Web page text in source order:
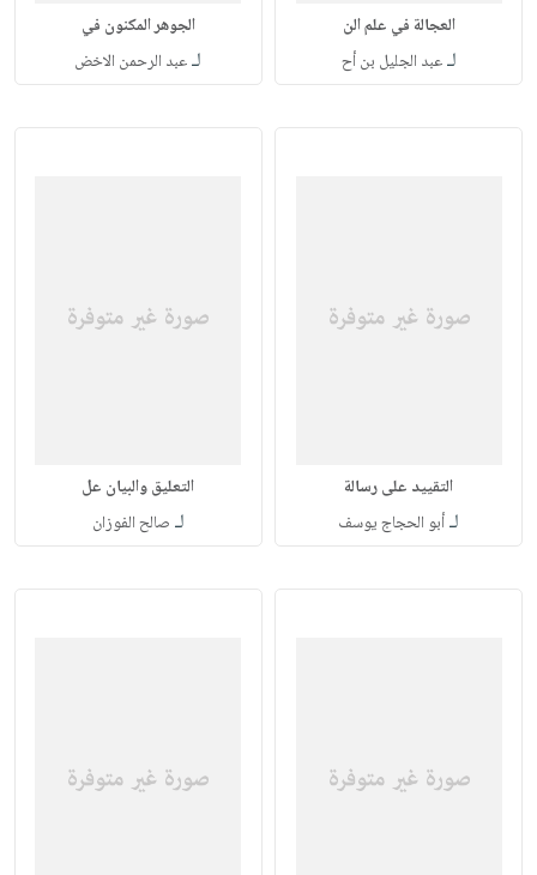
العجالة في علم الن
لـعبد الجليل بن أح
الجوهر المكنون في
لـعبد الرحمن الاخض
التقييد على رسالة
لـأبو الحجاج يوسف
التعليق والبيان عل
لـ صالح الفوزان